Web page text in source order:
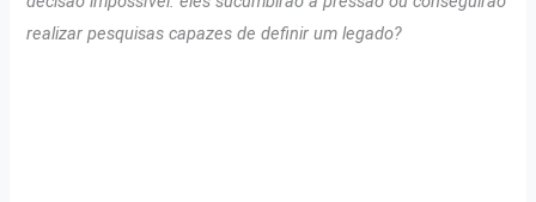
realizar pesquisas capazes de definir um legado?